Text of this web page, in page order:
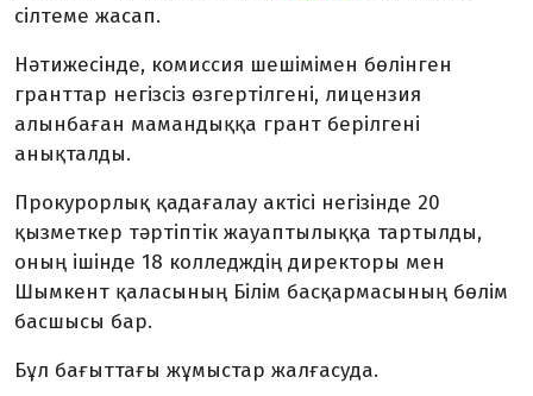
сілтеме жасап.
Нәтижесінде, комиссия шешімімен бөлінген
гранттар негізсіз өзгертілгені, лицензия
алынбаған мамандыққа грант берілгені
анықталды.
Прокурорлық қадағалау актісі негізінде 20
қызметкер тәртіптік жауаптылыққа тартылды,
оның ішінде 18 колледждің директоры мен
Шымкент қаласының Білім басқармасының бөлім
басшысы бар.
Бұл бағыттағы жұмыстар жалғасуда.